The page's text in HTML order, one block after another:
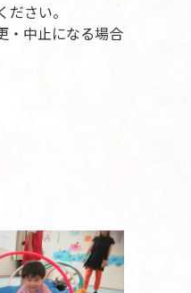
さい。
・中止になる場合